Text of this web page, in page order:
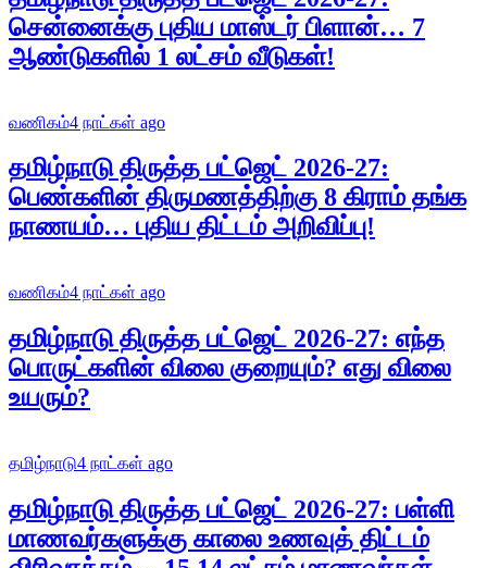
சென்னைக்கு புதிய மாஸ்டர் பிளான்… 7
ஆண்டுகளில் 1 லட்சம் வீடுகள்!
வணிகம்4 நாட்கள் ago
தமிழ்நாடு திருத்த பட்ஜெட் 2026-27:
பெண்களின் திருமணத்திற்கு 8 கிராம் தங்க
நாணயம்… புதிய திட்டம் அறிவிப்பு!
வணிகம்4 நாட்கள் ago
தமிழ்நாடு திருத்த பட்ஜெட் 2026-27: எந்த
பொருட்களின் விலை குறையும்? எது விலை
உயரும்?
தமிழ்நாடு4 நாட்கள் ago
தமிழ்நாடு திருத்த பட்ஜெட் 2026-27: பள்ளி
மாணவர்களுக்கு காலை உணவுத் திட்டம்